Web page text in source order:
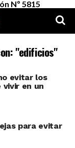
Nº 5815
"edificios"
evitar los
vivir en un
para evitar